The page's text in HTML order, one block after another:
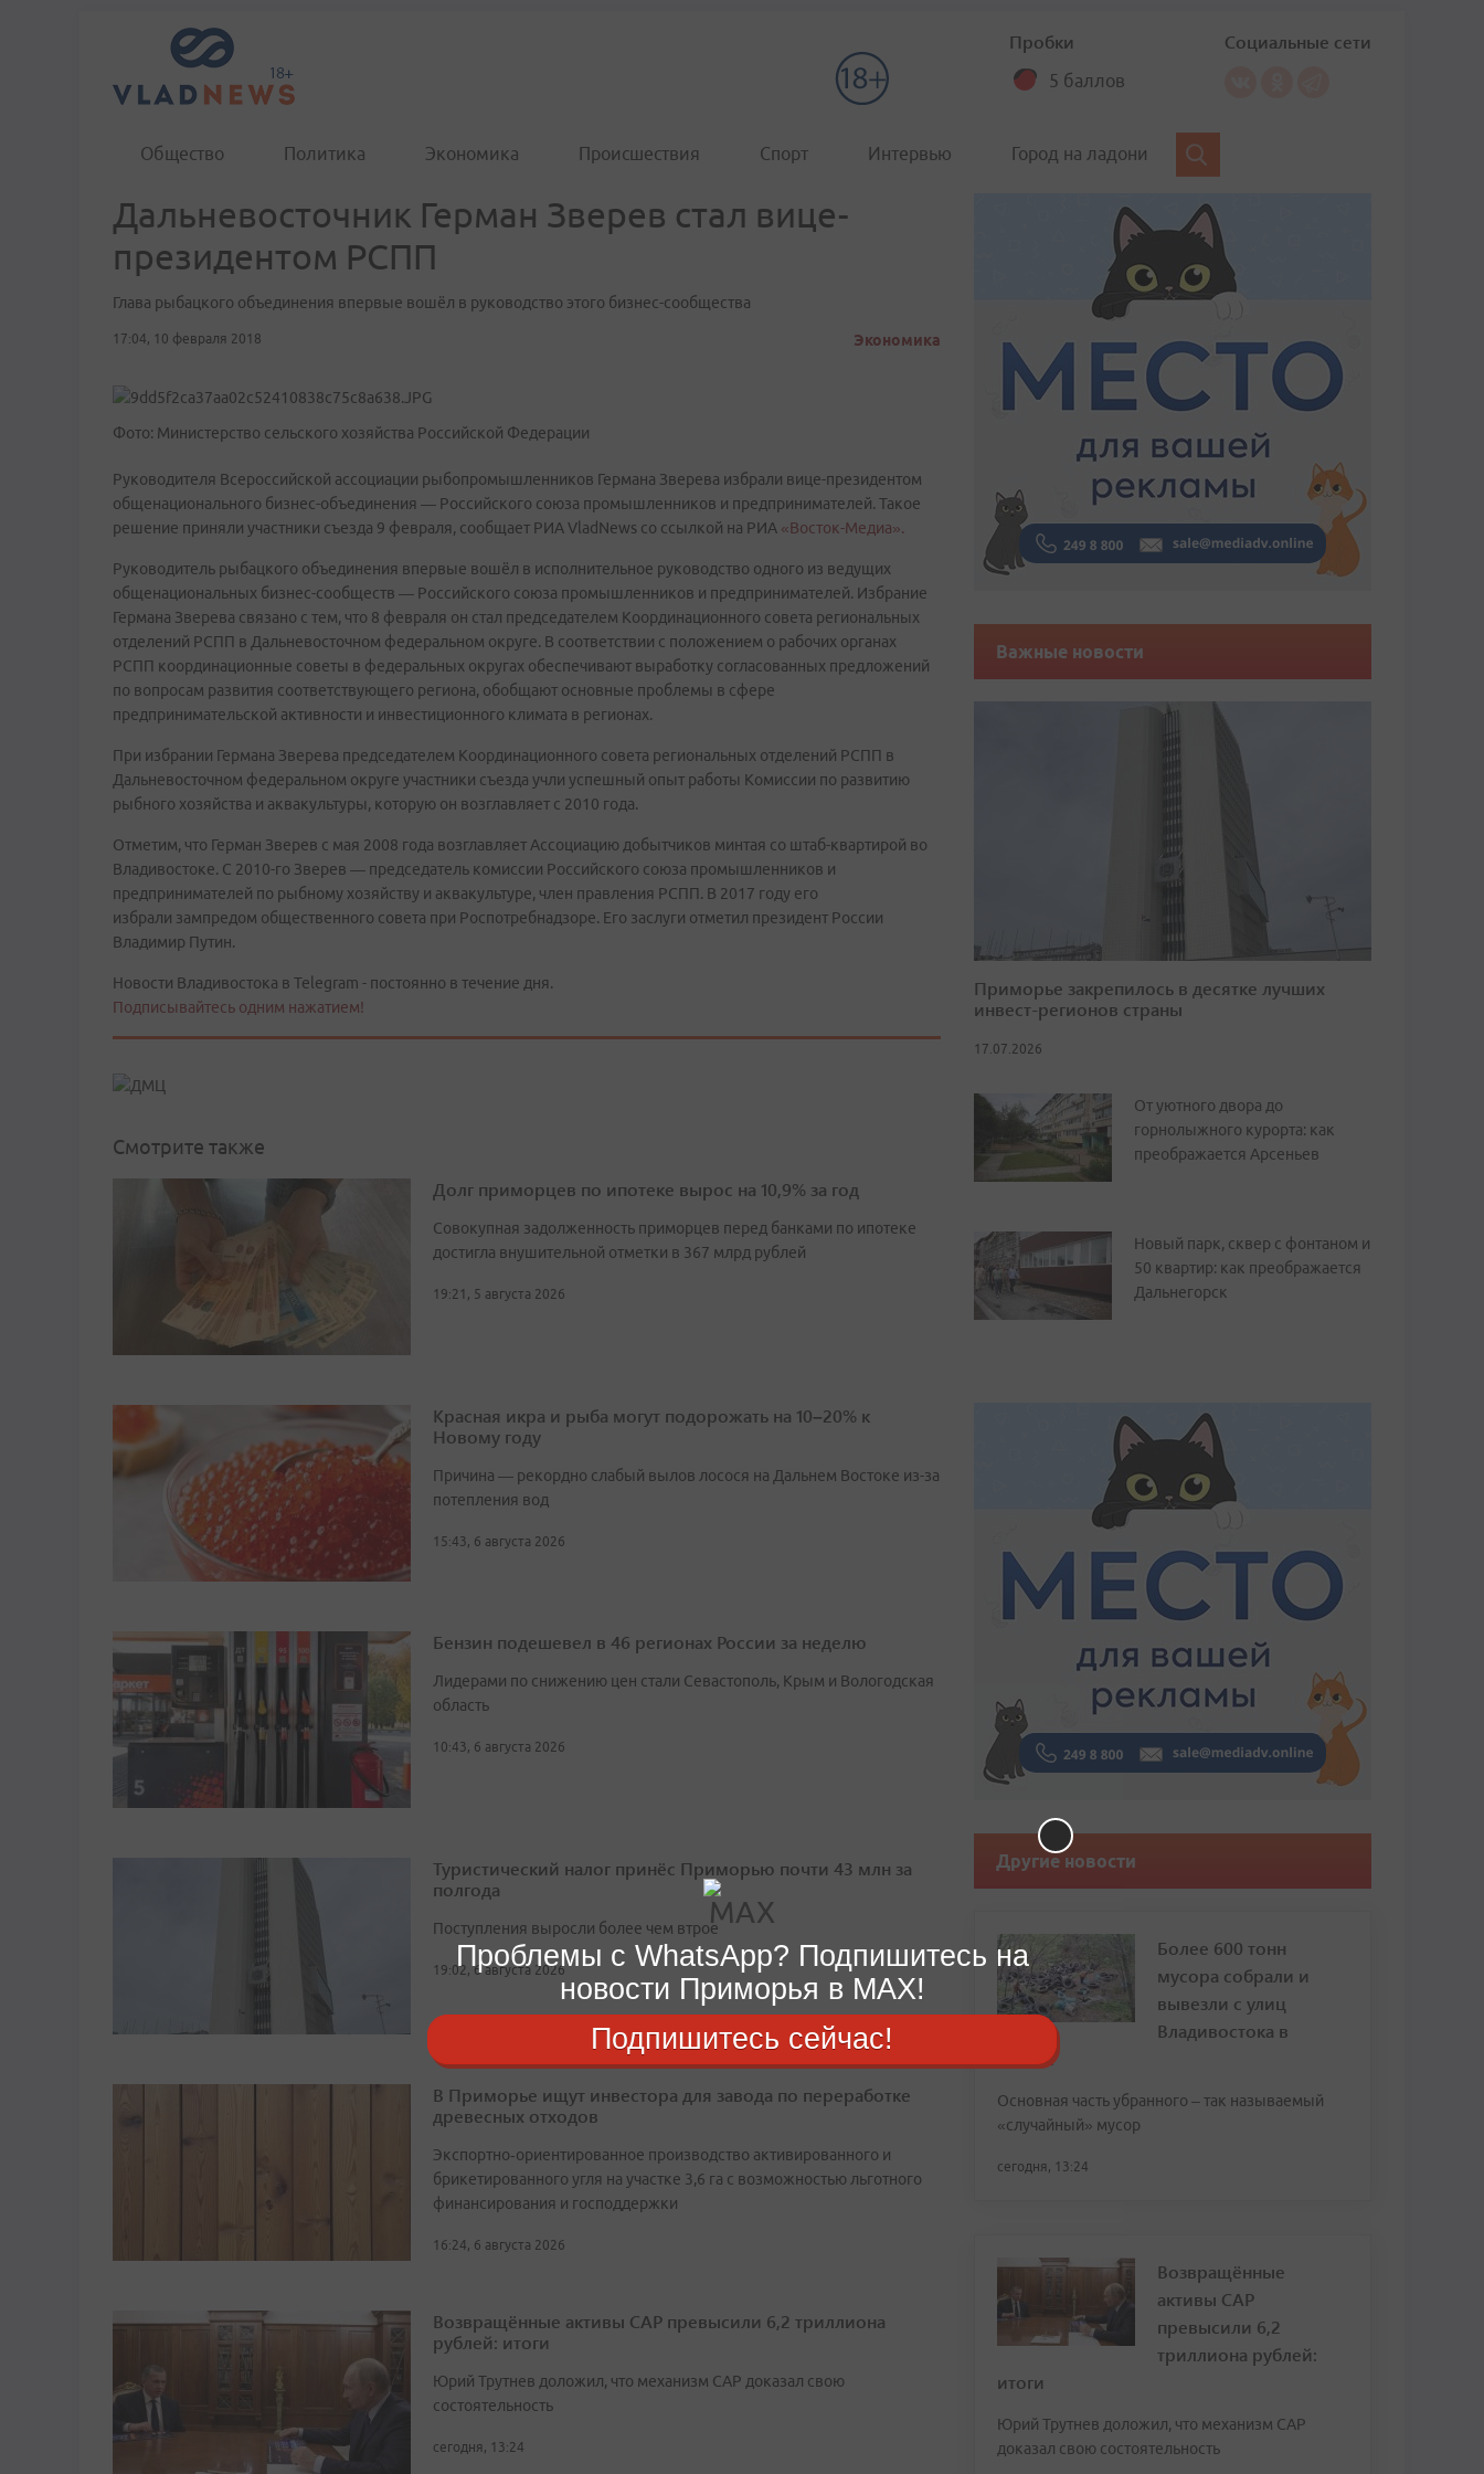
Пробки
5 баллов
Социальные сети
Общество Политика Экономика Происшествия Спорт Интервью Город на ладони
Дальневосточник Герман Зверев стал вице-
президентом РСПП
Глава рыбацкого объединения впервые вошёл в руководство этого бизнес-сообщества
17:04, 10 февраля 2018 Экономика
Фото: Министерство сельского хозяйства Российской Федерации
Руководителя Всероссийской ассоциации рыбопромышленников Германа Зверева избрали вице-президентом
общенационального бизнес-объединения — Российского союза промышленников и предпринимателей. Такое
решение приняли участники съезда 9 февраля, сообщает РИА VladNews со ссылкой на РИА «Восток-Медиа».
Руководитель рыбацкого объединения впервые вошёл в исполнительное руководство одного из ведущих
общенациональных бизнес-сообществ — Российского союза промышленников и предпринимателей. Избрание
Германа Зверева связано с тем, что 8 февраля он стал председателем Координационного совета региональных
отделений РСПП в Дальневосточном федеральном округе. В соответствии с положением о рабочих органах
РСПП координационные советы в федеральных округах обеспечивают выработку согласованных предложений
по вопросам развития соответствующего региона, обобщают основные проблемы в сфере
предпринимательской активности и инвестиционного климата в регионах.
При избрании Германа Зверева председателем Координационного совета региональных отделений РСПП в
Дальневосточном федеральном округе участники съезда учли успешный опыт работы Комиссии по развитию
рыбного хозяйства и аквакультуры, которую он возглавляет с 2010 года.
Отметим, что Герман Зверев с мая 2008 года возглавляет Ассоциацию добытчиков минтая со штаб-квартирой во
Владивостоке. С 2010-го Зверев — председатель комиссии Российского союза промышленников и
предпринимателей по рыбному хозяйству и аквакультуре, член правления РСПП. В 2017 году его
избрали зампредом общественного совета при Роспотребнадзоре. Его заслуги отметил президент России
Владимир Путин.
Новости Владивостока в Telegram - постоянно в течение дня.
Подписывайтесь одним нажатием!
Смотрите также
Долг приморцев по ипотеке вырос на 10,9% за год
Совокупная задолженность приморцев перед банками по ипотеке
достигла внушительной отметки в 367 млрд рублей
19:21, 5 августа 2026
Красная икра и рыба могут подорожать на 10–20% к
Новому году
Причина — рекордно слабый вылов лосося на Дальнем Востоке из-за
потепления вод
15:43, 6 августа 2026
Бензин подешевел в 46 регионах России за неделю
Лидерами по снижению цен стали Севастополь, Крым и Вологодская
область
10:43, 6 августа 2026
Туристический налог принёс Приморью почти 43 млн за
полгода
Поступления выросли более чем втрое
19:02, 6 августа 2026
В Приморье ищут инвестора для завода по переработке
древесных отходов
Экспортно‑ориентированное производство активированного и
брикетированного угля на участке 3,6 га с возможностью льготного
финансирования и господдержки
16:24, 6 августа 2026
Возвращённые активы САР превысили 6,2 триллиона
рублей: итоги
Юрий Трутнев доложил, что механизм САР доказал свою
состоятельность
сегодня, 13:24
Важные новости
Приморье закрепилось в десятке лучших
инвест-регионов страны
17.07.2026
От уютного двора до
горнолыжного курорта: как
преображается Арсеньев
Новый парк, сквер с фонтаном и
50 квартир: как преображается
Дальнегорск
Другие новости
Более 600 тонн
мусора собрали и
вывезли с улиц
Владивостока в
июлей
Основная часть убранного – так называемый
«случайный» мусор
сегодня, 13:24
Возвращённые
активы САР
превысили 6,2
триллиона рублей:
итоги
Юрий Трутнев доложил, что механизм САР
доказал свою состоятельность
Проблемы с WhatsApp? Подпишитесь на
новости Приморья в MAX!
Подпишитесь сейчас!